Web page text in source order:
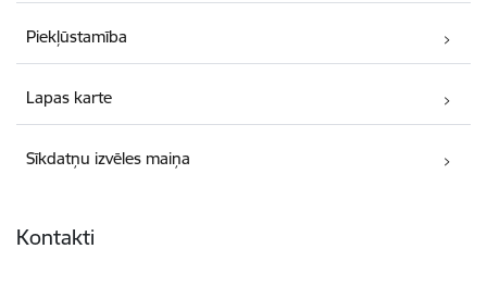
Piekļūstamība
Lapas karte
Sīkdatņu izvēles maiņa
Kontakti